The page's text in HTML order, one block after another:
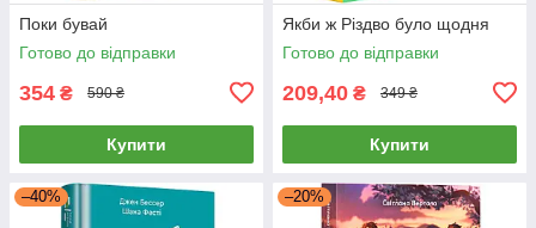
Поки бувай
Готово до відправки
354 ₴ 590 ₴
Купити
Якби ж Різдво було щодня
Готово до відправки
209,40 ₴ 349 ₴
Купити
–40% –20%